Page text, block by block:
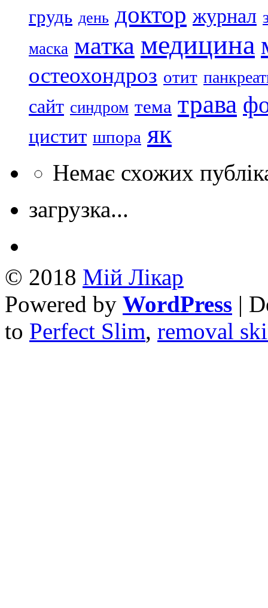
грудь день доктор журнал
маска матка медицина
остеохондроз отит
сайт синдром тема трава
цистит шпора як
Немає схожих
загрузка...
© 2018 Mій Лікар
Powered by WordPress |
to Perfect Slim, removal